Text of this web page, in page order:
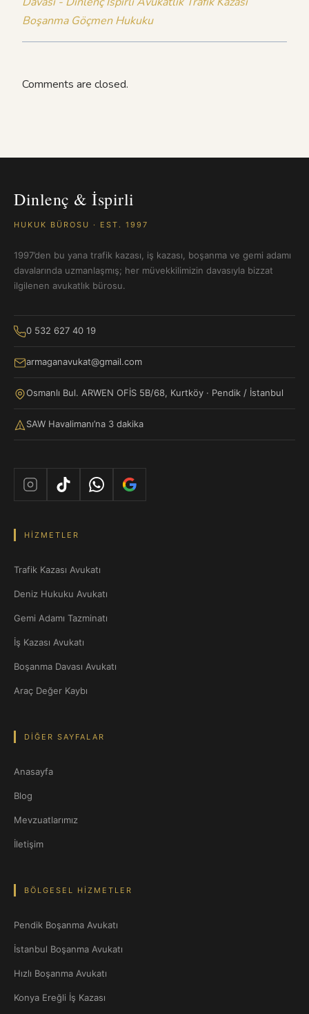
Boşanma Göçmen Hukuku
Comments are closed.
Dinlenç & İspirli
HUKUK BÜROSU · EST. 1997
1997’den bu yana trafik kazası, iş kazası, boşanma ve gemi adamı
davalarında uzmanlaşmış; her müvekkilimizin davasıyla bizzat
ilgilenen avukatlık bürosu.
0 532 627 40 19
armaganavukat@gmail.com
Osmanlı Bul. ARWEN OFİS 5B/68, Kurtköy · Pendik / İstanbul
SAW Havalimanı’na 3 dakika
HIZMETLER
Trafik Kazası Avukatı
Deniz Hukuku Avukatı
Gemi Adamı Tazminatı
İş Kazası Avukatı
Boşanma Davası Avukatı
Araç Değer Kaybı
DIĞER SAYFALAR
Anasayfa
Blog
Mevzuatlarımız
İletişim
BÖLGESEL HIZMETLER
Pendik Boşanma Avukatı
İstanbul Boşanma Avukatı
Hızlı Boşanma Avukatı
Konya Ereğli İş Kazası